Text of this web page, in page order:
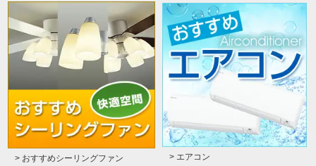
> おすすめシーリングファン > エアコン